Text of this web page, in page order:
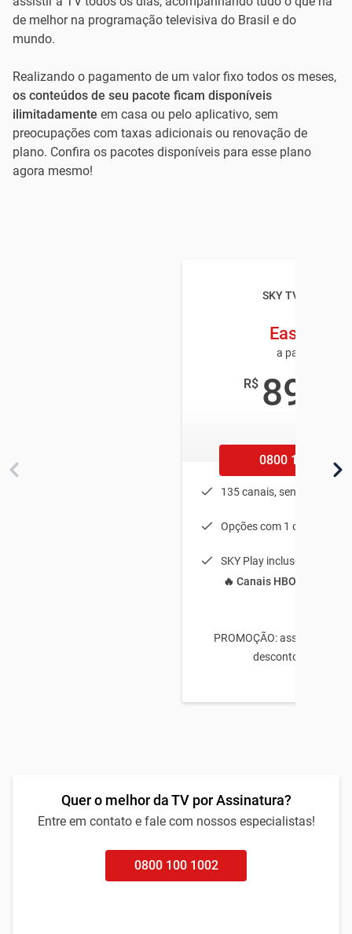
de melhor na programação televisiva do Brasil e do
mundo.
Realizando o pagamento de um valor fixo todos os meses,
os conteúdos de seu pacote ficam disponíveis
ilimitadamente em casa ou pelo aplicativo, sem
preocupações com taxas adicionais ou renovação de
plano. Confira os pacotes disponíveis para esse plano
agora mesmo!
SKY TV Paraíba
Easy HD
a partir de
R$ 89
0800 100 1002
135 canais, sendo 25 em
Opções com 1 ou 2
SKY Play incluso
🔥 Canais HBO grátis no
PROMOÇÃO: assine e
desconto no 1º mês
Quer o melhor da TV por Assinatura?
Entre em contato e fale com nossos especialistas!
0800 100 1002